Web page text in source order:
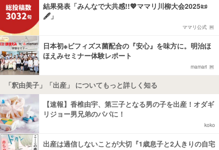
結果発表「みんなで大共感!!💖ママリ川柳大会2025📜
🖋️」
ママリ公式
日本初※ビフィズス菌配合の『安心』を味方に。明治ほ
ほえみセミナー体験レポート
mamari
「釈由美子」「出産」 についてもっと詳しく知る
【速報】香椎由宇、第三子となる男の子を出産！オダギ
リジョー男兄弟のパパに！
koko
出産は過信しないことが大切『1歳息子と2人きりの自宅